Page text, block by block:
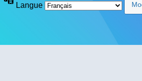
Langue